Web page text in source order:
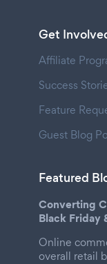
Get
Affiliate
Success
Feature
Guest Blog
Featured
Converting
Black Friday
Online
overall retail